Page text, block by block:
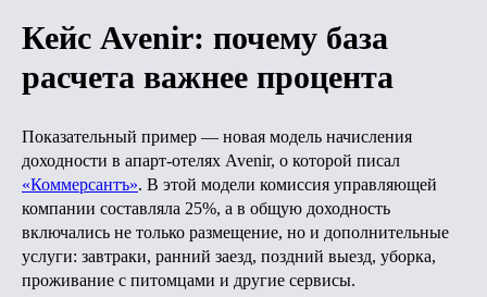
Кейс Avenir: почему база
расчета важнее процента
Показательный пример — новая модель начисления
доходности в апарт-отелях Avenir, о которой писал
«Коммерсантъ». В этой модели комиссия управляющей
компании составляла 25%, а в общую доходность
включались не только размещение, но и дополнительные
услуги: завтраки, ранний заезд, поздний выезд, уборка,
проживание с питомцами и другие сервисы.